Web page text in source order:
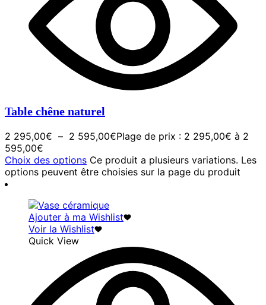
Table chêne naturel
2 295,00€ – 2 595,00€Plage de prix : 2 295,00€ à 2
595,00€
Choix des options Ce produit a plusieurs variations. Les
options peuvent être choisies sur la page du produit
Ajouter à ma Wishlist
Voir la Wishlist
Quick View